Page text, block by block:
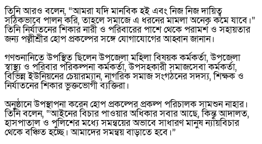
তিনি আরও বলেন, “আমরা যদি মানবিক হই এবং নিজ নিজ দায়িত্ব
সঠিকভাবে পালন করি, তাহলে সমাজে এ ধরনের মামলা অনেক কমে যাবে।”
তিনি নির্যাতনের শিকার নারী ও পরিবারের পাশে থেকে পরামর্শ ও সহায়তার
জন্য পল্লীশ্রীর হোপ প্রকল্পের সঙ্গে যোগাযোগের আহ্বান জানান।
গণশুনানিতে উপস্থিত ছিলেন উপজেলা মহিলা বিষয়ক কর্মকর্তা, উপজেলা
স্বাস্থ্য ও পরিবার পরিকল্পনা কর্মকর্তা, উপসহকারী সমাজসেবা কর্মকর্তা,
বিভিন্ন ইউনিয়নের চেয়ারম্যান, নাগরিক সমাজ সংগঠনের সদস্য, শিক্ষক ও
নির্যাতনের শিকার ভুক্তভোগী ব্যক্তিরা।
অনুষ্ঠানে উপস্থাপনা করেন হোপ প্রকল্পের প্রকল্প পরিচালক সামশুন নাহার।
তিনি বলেন, “আইনের বিচার পাওয়ার অধিকার সবার আছে, কিন্তু আদালত,
হাসপাতাল ও পুলিশের মধ্যে সমন্বয়ের অভাবে সাধারণ মানুষ ন্যায়বিচার
থেকে বঞ্চিত হচ্ছে। আমাদের সমন্বয় বাড়াতে হবে।”